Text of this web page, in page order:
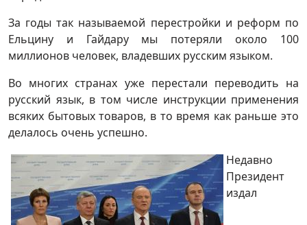
За годы так называемой перестройки и реформ по
Ельцину и Гайдару мы потеряли около 100
миллионов человек, владевших русским языком.
Во многих странах уже перестали переводить на
русский язык, в том числе инструкции применения
всяких бытовых товаров, в то время как раньше это
делалось очень успешно.
Недавно
Президент
издал